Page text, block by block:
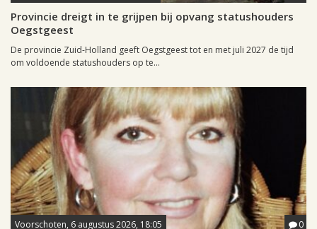
Provincie dreigt in te grijpen bij opvang statushouders
Oegstgeest
De provincie Zuid-Holland geeft Oegstgeest tot en met juli 2027 de tijd
om voldoende statushouders op te...
Voorschoten, 6 augustus 2026, 18:05 0